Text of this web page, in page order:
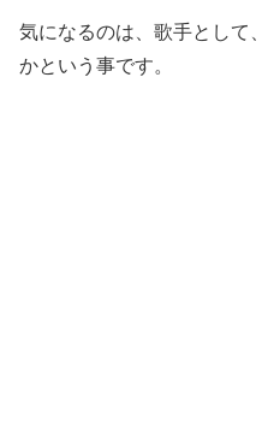
気になるのは、歌手として、
かという事です。